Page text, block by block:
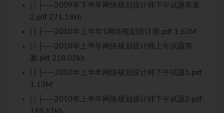
| | ├──2009年下半年网络规划设计师下午试题答案
2.pdf 271.18kb
| | ├──2010年上半年1网络规划设计师.pdf 1.62M
| | ├──2010年上半年网络规划设计师上午试题答
案.pdf 218.02kb
| | ├──2010年上半年网络规划设计师下午试题1.pdf
1.13M
| | ├──2010年上半年网络规划设计师下午试题2.pdf
198.61kb